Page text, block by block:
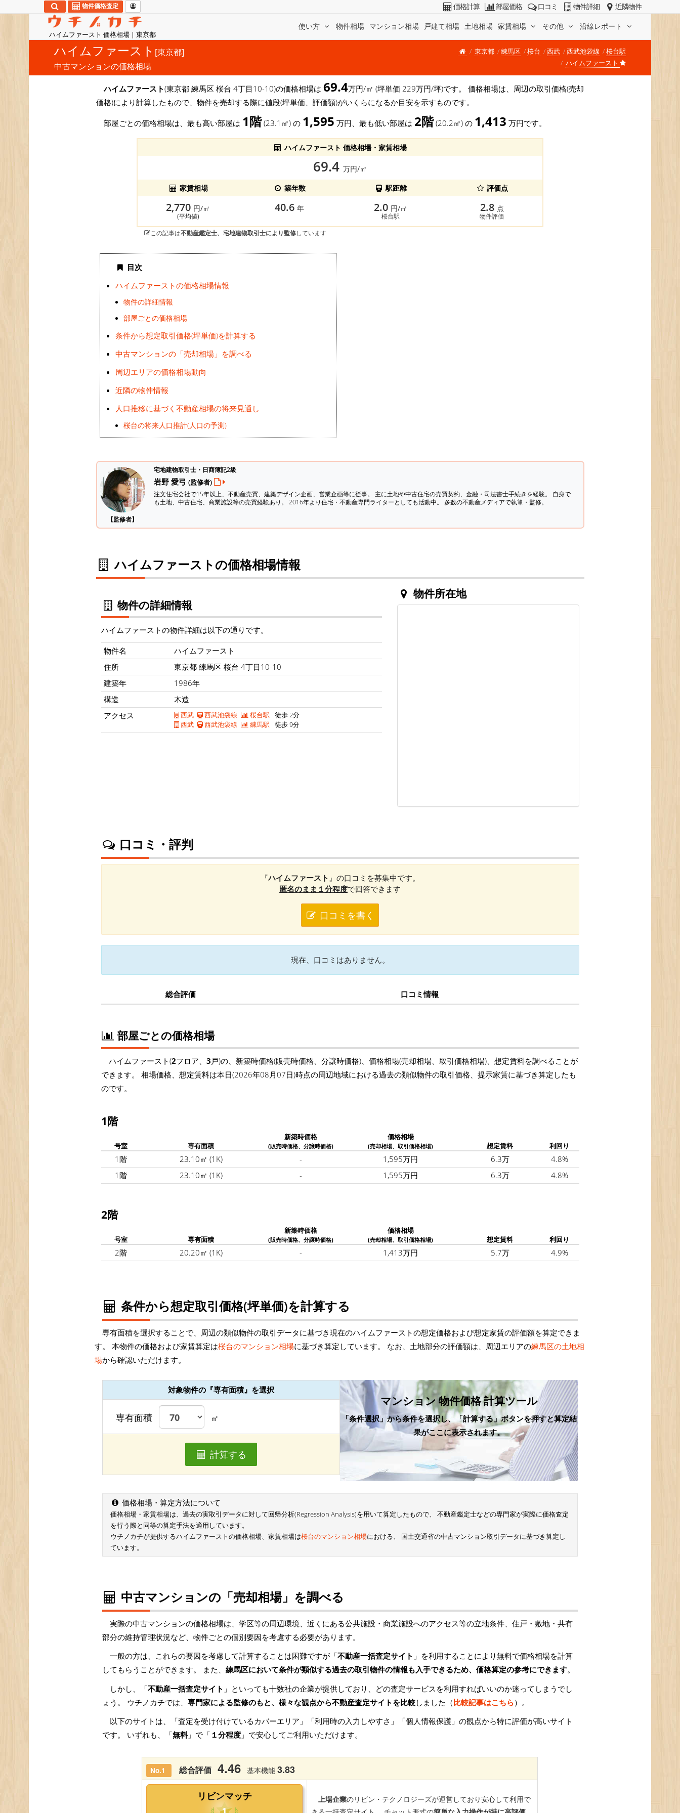
ハイムファースト 価格相場 | 東京都
使い方 物件相場 マンション相場 戸建て相場 土地相場 家賃相場 その他 沿線レポート
物件価格査定 価格計算 部屋価格 口コミ 物件詳細 近隣物件
ハイムファースト [東京都]
中古マンションの価格相場
東京都 練馬区 桜台 西武 西武池袋線
桜台駅
ハイムファースト
ハイムファースト(東京都 練馬区 桜台 4丁目10-10)の価格相場は 69.4万円/㎡ (坪単価 229万円/坪)です。 価格相場は、周辺の取引価格(売却
価格)により計算したもので、物件を売却する際に値段(坪単価、評価額)がいくらになるか目安を示すものです。
部屋ごとの価格相場は、最も高い部屋は 1階(23.1㎡) の 1,595 万円、最も低い部屋は 2階(20.2㎡) の 1,413 万円です。
ハイムファースト 価格相場・家賃相場
69.4 万円/㎡
家賃相場
築年数 駅距離 評価点
2,770 円/㎡
(平均値)
40.6 年 2.0 円/㎡
桜台駅
2.8 点
物件評価
この記事は不動産鑑定士、宅地建物取引士により監修しています
目次
ハイムファーストの価格相場情報
物件の詳細情報
部屋ごとの価格相場
条件から想定取引価格(坪単価)を計算する
中古マンションの「売却相場」を調べる
周辺エリアの価格相場動向
近隣の物件情報
人口推移に基づく不動産相場の将来見通し
桜台の将来人口推計(人口の予測)
【監修者】
宅地建物取引士・日商簿記2級
岩野 愛弓 (監修者)
注文住宅会社で15年以上、不動産売買、建築デザイン企画、営業企画等に従事。 主に土地や中古住宅の売買契約、金融・司法書士手続きを経験。 自身で
も土地、中古住宅、商業施設等の売買経験あり。 2016年より住宅・不動産専門ライターとしても活動中。 多数の不動産メディアで執筆・監修。
ハイムファーストの価格相場情報
物件の詳細情報
ハイムファーストの物件詳細は以下の通りです。
物件名
ハイムファースト
住所
東京都 練馬区 桜台 4丁目10-10
建築年
1986年
構造
木造
アクセス
西武 西武池袋線 桜台駅 徒歩 2分
西武
西武池袋線 練馬駅 徒歩 9分
物件所在地
口コミ・評判
『ハイムファースト 』の口コミを募集中です。
匿名のまま１分程度で回答できます
口コミを書く
現在、口コミはありません。
総合評価 口コミ情報
部屋ごとの価格相場
ハイムファースト(2フロア、 3 戸)の、新築時価格(販売時価格、分譲時価格)、価格相場(売却相場、取引価格相場)、想定賃料を調べることが
できます。 相場価格、想定賃料は本日(2026年08月07日)時点の周辺地域における過去の類似物件の取引価格、提示家賃に基づき算定したも
のです。
1階
号室 専有面積
新築時価格
(販売時価格、分譲時価格)
価格相場
(売却相場、取引価格相場) 想定賃料 利回り
1階 23.10㎡ (1K) - 1,595万円 6.3万
4.8%
1階
23.10㎡ (1K) - 1,595万円 6.3万 4.8%
2階
号室 専有面積
新築時価格
(販売時価格、分譲時価格)
価格相場
(売却相場、取引価格相場) 想定賃料 利回り
2階 20.20㎡ (1K) - 1,413万円 5.7万 4.9%
条件から想定取引価格(坪単価)を計算する
専有面積を選択することで、周辺の類似物件の取引データに基づき現在のハイムファーストの想定価格および想定家賃の評価額を算定できま
す。 本物件の価格および家賃算定は桜台のマンション相場に基づき算定しています。 なお、土地部分の評価額は、周辺エリアの練馬区の土地相
場から確認いただけます。
対象物件の『専有面積』を選択
専有面積 ㎡
計算する
マンション 物件価格 計算ツール
「条件選択」から条件を選択し、「計算する」ボタンを押すと算定結
果がここに表示されます。
価格相場・算定方法について
価格相場・家賃相場は、過去の実取引データに対して回帰分析(Regression Analysis)を用いて算定したもので、 不動産鑑定士などの専門家が実際に価格査定
を行う際と同等の算定手法を適用しています。
ウチノカチが提供するハイムファーストの価格相場、家賃相場は桜台のマンション相場における、 国土交通省の中古マンション取引データに基づき算定し
ています。
中古マンションの「売却相場」を調べる
実際の中古マンションの価格相場は、学区等の周辺環境、近くにある公共施設・商業施設へのアクセス等の立地条件、住戸・敷地・共有
部分の維持管理状況など、物件ごとの個別要因を考慮する必要があります。
一般の方は、これらの要因を考慮して計算することは困難ですが「不動産一括査定サイト 」を利用することにより無料で価格相場を計算
してもらうことができます。 また、 練馬区において条件が類似する過去の取引物件の情報も入手できるため、価格算定の参考にできます。
しかし、「不動産一括査定サイト 」といっても十数社の企業が提供しており、どの査定サービスを利用すればいいのか迷ってしまうでし
ょう。 ウチノカチでは、 専門家による監修のもと、様々な観点から不動産査定サイトを比較しました（比較記事はこちら）。
以下のサイトは、「査定を受け付けているカバーエリア」「利用時の入力しやすさ」「個人情報保護」の観点から特に評価が高いサイト
です。 いずれも、「無料」で「 １分程度 」で安心してご利用いただけます。